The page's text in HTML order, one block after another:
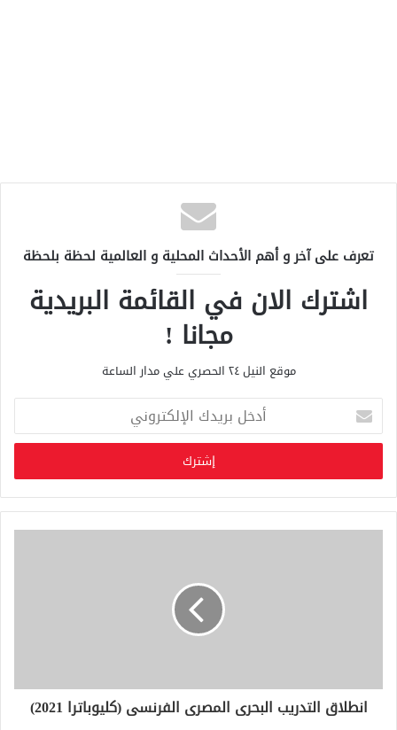
تعرف على آخر و أهم الأحداث المحلية و العالمية لحظة بلحظة
اشترك الان في القائمة البريدية
مجانا !
موقع النيل ٢٤ الحصري علي مدار الساعة
خ
ب
ر
ي
ر
انطلاق التدريب البحرى المصرى الفرنسى (كليوباترا 2021)